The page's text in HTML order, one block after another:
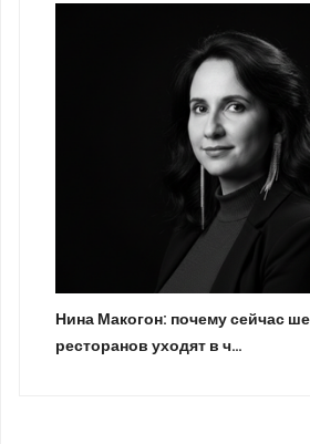
Нина Макогон: почему сейчас
ресторанов уходят в ч…